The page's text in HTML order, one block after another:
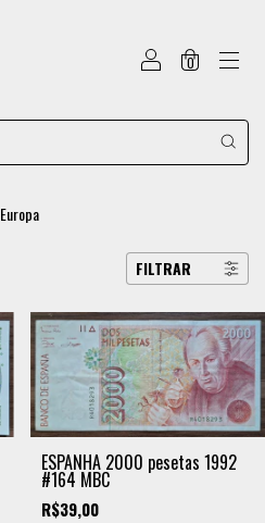
0
Europa
FILTRAR
ESPANHA 2000 pesetas 1992
#164 MBC
R$39,00